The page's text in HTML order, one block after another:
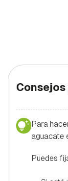
Para
aguacate
Puedes